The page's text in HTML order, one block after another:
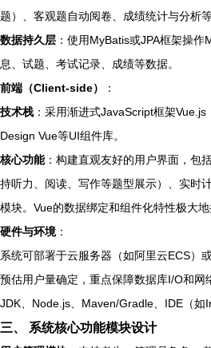
题）、客观题自动阅卷、成绩统计与分析
数据持久层 ：使用MyBatis或JPA框架操
息、试题、考试记录、成绩等数据。
前端（Client-side）
：
技术栈 ：采用渐进式JavaScript框架
Design Vue等UI组件库。
核心功能：构建直观友好的用户界面，包
持听力、阅读、写作等题型展示）、实时
模块。Vue的数据绑定和组件化特性极大
硬件与环境：
系统可部署于云服务器（如阿里云ECS）
预估用户量确定，重点保障数据库I/O和网
JDK、Node.js、Maven/Gradle、IDE（如
三、 系统核心功能模块设计